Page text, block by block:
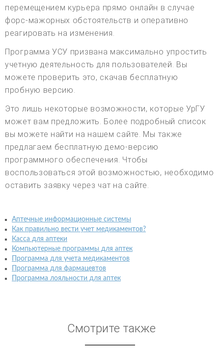
перемещением курьера прямо онлайн в случае
форс-мажорных обстоятельств и оперативно
реагировать на изменения.
Программа УСУ призвана максимально упростить
учетную деятельность для пользователей. Вы
можете проверить это, скачав бесплатную
пробную версию.
Это лишь некоторые возможности, которые УрГУ
может вам предложить. Более подробный список
вы можете найти на нашем сайте. Мы также
предлагаем бесплатную демо-версию
программного обеспечения. Чтобы
воспользоваться этой возможностью, необходимо
оставить заявку через чат на сайте.
Аптечные информационные системы
Как правильно вести учет медикаментов?
Касса для аптеки
Компьютерные программы для аптек
Программа для учета медикаментов
Программа для фармацевтов
Программа лояльности для аптек
Смотрите также